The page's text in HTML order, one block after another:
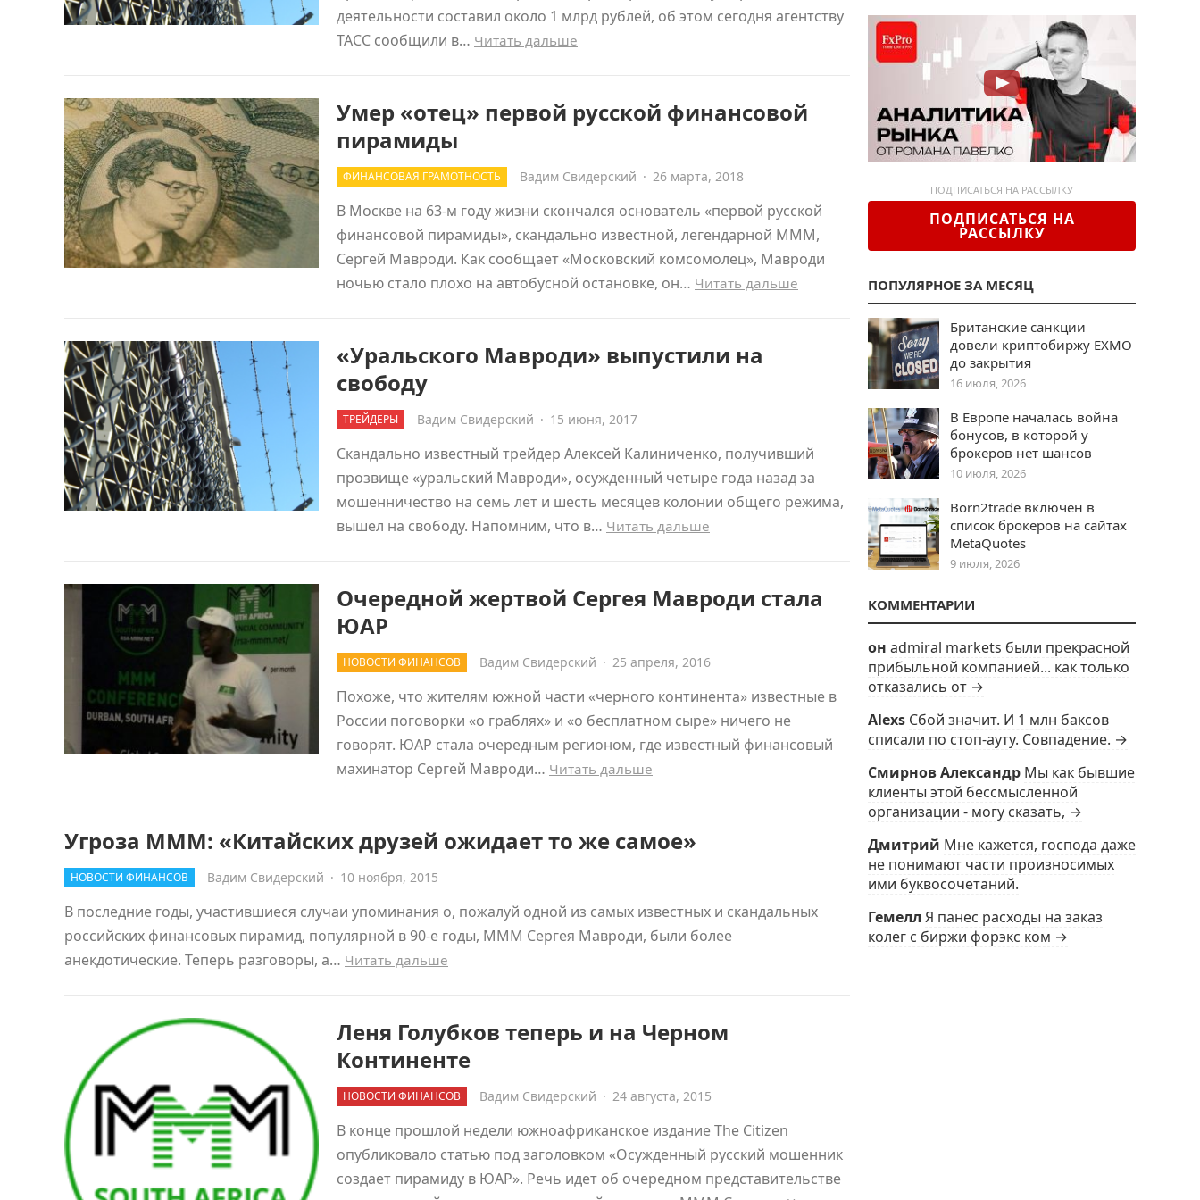
деятельности составил около 1 млрд рублей, об этом сегодня агентству
ТАСС сообщили в… Читать дальше
Умер «отец» первой русской финансовой
пирамиды
ФИНАНСОВАЯ ГРАМОТНОСТЬ Вадим Свидерский · 26 марта, 2018
В Москве на 63-м году жизни скончался основатель «первой русской
финансовой пирамиды», скандально известной, легендарной МММ,
Сергей Мавроди. Как сообщает «Московский комсомолец», Мавроди
ночью стало плохо на автобусной остановке, он… Читать дальше
«Уральского Мавроди» выпустили на
свободу
ТРЕЙДЕРЫ Вадим Свидерский · 15 июня, 2017
Скандально известный трейдер Алексей Калиниченко, получивший
прозвище «уральский Мавроди», осужденный четыре года назад за
мошенничество на семь лет и шесть месяцев колонии общего режима,
вышел на свободу. Напомним, что в… Читать дальше
Очередной жертвой Сергея Мавроди стала
ЮАР
НОВОСТИ ФИНАНСОВ Вадим Свидерский · 25 апреля, 2016
Похоже, что жителям южной части «черного континента» известные в
России поговорки «о граблях» и «о бесплатном сыре» ничего не
говорят. ЮАР стала очередным регионом, где известный финансовый
махинатор Сергей Мавроди… Читать дальше
Угроза МММ: «Китайских друзей ожидает то же самое»
НОВОСТИ ФИНАНСОВ Вадим Свидерский · 10 ноября, 2015
В последние годы, участившиеся случаи упоминания о, пожалуй одной из самых известных и скандальных
российских финансовых пирамид, популярной в 90-е годы, МММ Сергея Мавроди, были более
анекдотические. Теперь разговоры, а… Читать дальше
Леня Голубков теперь и на Черном
Континенте
НОВОСТИ ФИНАНСОВ Вадим Свидерский · 24 августа, 2015
В конце прошлой недели южноафриканское издание The Citizen
опубликовало статью под заголовком «Осужденный русский мошенник
создает пирамиду в ЮАР». Речь идет об очередном представительстве
ПОДПИСАТЬСЯ НА РАССЫЛКУ
ПОДПИСАТЬСЯ НА
РАССЫЛКУ
ПОПУЛЯРНОЕ ЗА МЕСЯЦ
Британские санкции
довели криптобиржу EXMO
до закрытия
16 июля, 2026
В Европе началась война
бонусов, в которой у
брокеров нет шансов
10 июля, 2026
Born2trade включен в
список брокеров на сайтах
MetaQuotes
9 июля, 2026
КОММЕНТАРИИ
он admiral markets были прекрасной
прибыльной компанией... как только
отказались от →
Alexs Сбой значит. И 1 млн баксов
списали по стоп-ауту. Совпадение. →
Смирнов Александр Мы как бывшие
клиенты этой бессмысленной
организации - могу сказать, →
Дмитрий Мне кажется, господа даже
не понимают части произносимых
ими буквосочетаний.
Гемелл Я панес расходы на заказ
колег с биржи форэкс ком →